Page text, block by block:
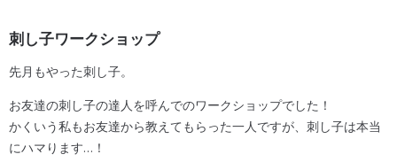
刺し子ワークショップ
先月もやった刺し子。
お友達の刺し子の達人を呼んでのワークショップでした！
かくいう私もお友達から教えてもらった一人ですが、刺し子は本当
にハマります…！